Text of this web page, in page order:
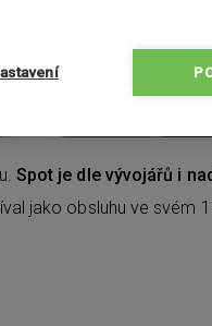
Spot je dle vývojářů i
jako obsluhu ve svém